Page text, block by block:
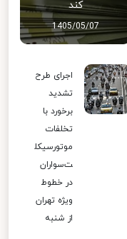
کند
1405/05/07
اجرای طرح
تشدید
برخورد با
تخلفات
موتورسیکل
ت‌سواران
در خطوط
ویژه تهران
از شنبه